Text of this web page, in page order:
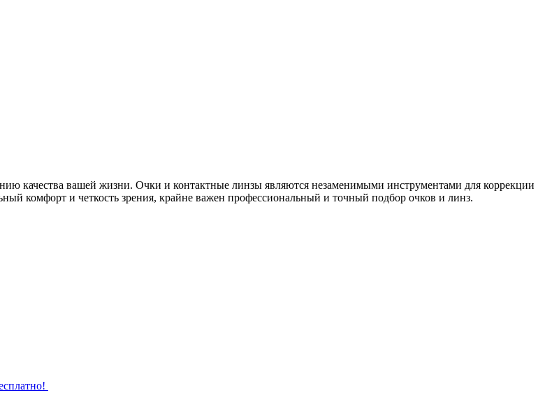
качества вашей жизни. Очки и контактные линзы являются незаменимыми инструментами для коррекции
комфорт и четкость зрения, крайне важен профессиональный и точный подбор очков и линз.